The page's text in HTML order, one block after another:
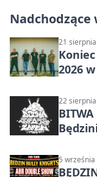
Nadchodzące
21
2026
22
BITWA
5